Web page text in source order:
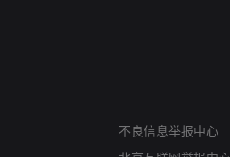
不良信息举报中心